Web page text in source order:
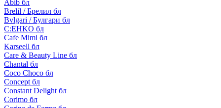
Abib бл
Brelil / Брелил бл
Bvlgari / Булгари бл
C:EHKO бл
Cafe Mimi бл
Karseell бл
Care & Beauty Line бл
Chantal бл
Coco Choco бл
Concept бл
Constant Delight бл
Corimo бл